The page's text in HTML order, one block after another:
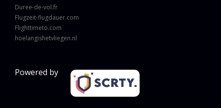
Duree-de-vol.fr
Flugzeit-flugdauer.com
Flighttimeto.com
hoelangishetvliegen.nl
Powered by